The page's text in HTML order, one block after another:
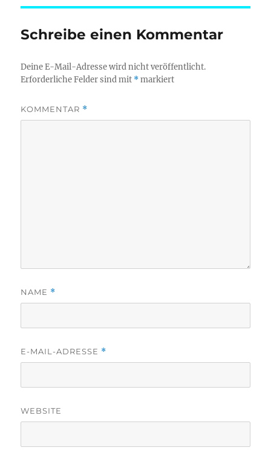
Schreibe einen Kommentar
Deine E-Mail-Adresse wird nicht veröffentlicht.
Erforderliche Felder sind mit *markiert
KOMMENTAR *
NAME *
E-MAIL-ADRESSE *
WEBSITE